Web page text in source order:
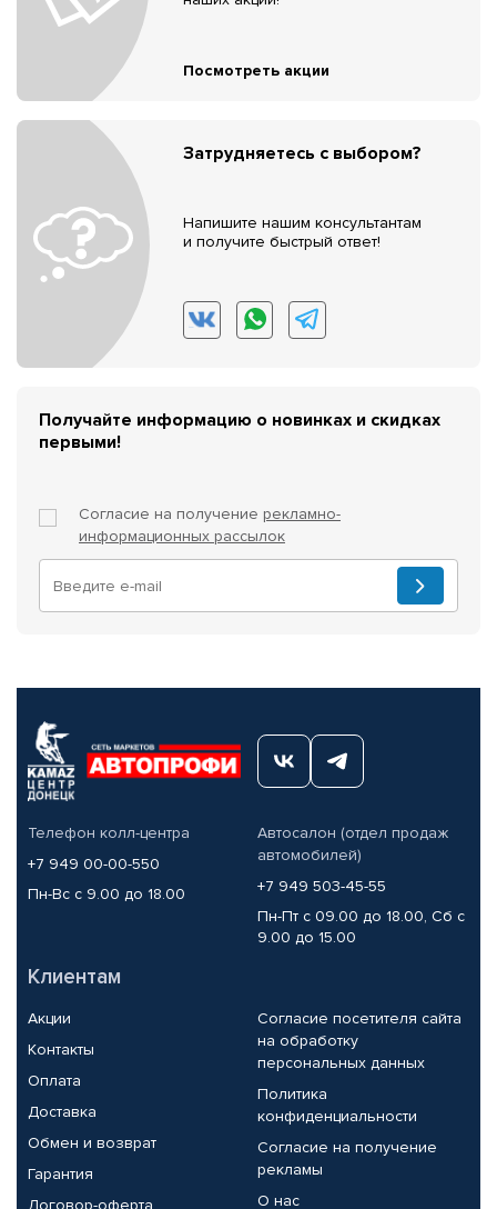
Посмотреть акции
Затрудняетесь с выбором?
Напишите нашим консультантам
и получите быстрый ответ!
Получайте информацию о новинках и скидках
первыми!
Согласие на получение рекламно-
информационных рассылок
Телефон колл-центра
+7 949 00-00-550
Пн-Вс с 9.00 до 18.00
Автосалон (отдел продаж
автомобилей)
+7 949 503-45-55
Пн-Пт с 09.00 до 18.00, Сб с
9.00 до 15.00
Клиентам
Акции
Контакты
Оплата
Доставка
Обмен и возврат
Гарантия
Договор-оферта
Согласие посетителя сайта
на обработку
персональных данных
Политика
конфиденциальности
Согласие на получение
рекламы
О нас